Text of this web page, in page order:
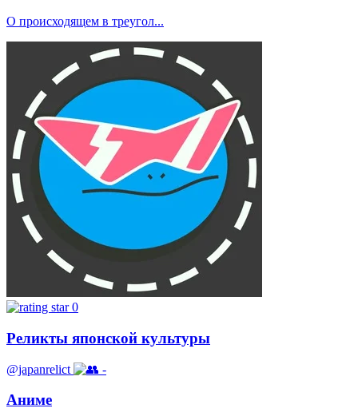
О происходящем в треугол...
0
Реликты японской культуры
@japanrelict -
Аниме